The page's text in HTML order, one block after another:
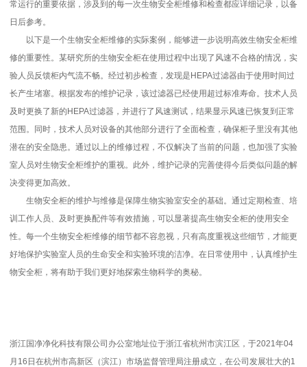
常运行的重要依据，涉及到的每一次生物安全柜维修和检查都应详细记录，以备
日后参考。
以下是一个生物安全柜维修的实际案例，能够进一步说明高效生物安全柜维
修的重要性。某研究所的生物安全柜在使用过程中出现了风速不合格的情况，实
验人员反馈柜内气流不畅。经过初步检查，发现是HEPA过滤器由于使用时间过
长产生堵塞。根据发布的维护记录，该过滤器已经使用超过标准寿命。技术人员
及时更换了新的HEPA过滤器，并进行了风速测试，结果显示风速已恢复到正常
范围。同时，技术人员对设备的其他部分进行了全面检查，确保柜子里没有其他
潜在的安全隐患。通过以上的维修过程，不仅解决了当前的问题，也加强了实验
室人员对生物安全柜维护的重视。此外，维护记录的完善使得今后类似问题的解
决变得更加高效。
生物安全柜的维护与维修是保障生物实验室安全的基础。通过定期检查、培
训工作人员、及时更换配件等有效措施，可以显著提高生物安全柜的使用安全
性。每一个生物安全柜维修的细节都不容忽视，只有高度重视这些细节，才能更
好地保护实验室人员的生命安全和实验环境的洁净。在日常使用中，认真维护生
物安全柜，将有助于我们更好地探索生物科学的奥秘。
浙江国净净化科技有限公司办公室地址位于浙江省杭州市滨江区，于2021年04
月16日在杭州市高新区（滨江）市场监督管理局注册成立，在公司发展壮大的1